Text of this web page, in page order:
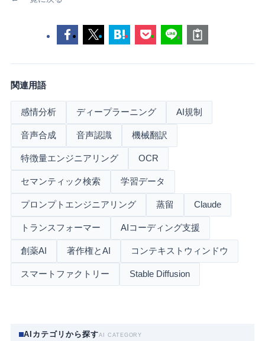
関連用語
感情分析 ディープラーニング AI規制
音声合成 音声認識 機械翻訳
特徴量エンジニアリング OCR
セマンティック検索 学習データ
プロンプトエンジニアリング 蒸留 Claude
トランスフォーマー AIコーディング支援
創薬AI 著作権とAI コンテキストウィンドウ
スマートファクトリー Stable Diffusion
AIカテゴリから探すAI CATEGORY